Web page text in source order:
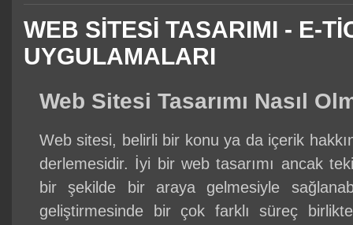
WEB SİTESİ TASARIMI - E-
UYGULAMALARI
Web Sitesi Tasarımı Nasıl
Web sitesi, belirli bir konu ya da içerik
derlemesidir. İyi bir web tasarımı ancak
bir şekilde bir araya gelmesiyle
geliştirmesinde bir çok farklı süreç